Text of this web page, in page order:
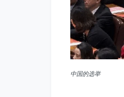
中国的选举